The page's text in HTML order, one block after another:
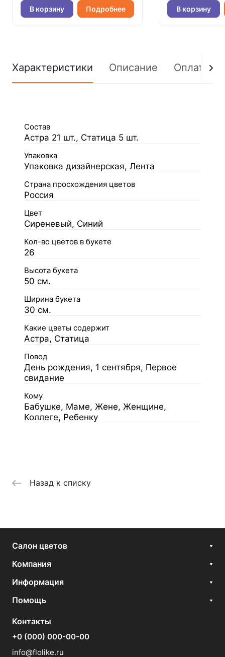
В корзину Подробнее В корзину
Характеристики Описание Оплата
Состав
Астра 21 шт., Статица 5 шт.
Упаковка
Упаковка дизайнерская, Лента
Страна просхождения цветов
Россия
Цвет
Сиреневый, Синий
Кол-во цветов в букете
26
Высота букета
50 см.
Ширина букета
30 см.
Какие цветы содержит
Астра, Статица
Повод
День рождения, 1 сентября, Первое
свидание
Кому
Бабушке, Маме, Жене, Женщине,
Коллеге, Ребенку
Назад к списку
Салон цветов
Компания
Информация
Помощь
Контакты
+0 (000) 000-00-00
info@flolike.ru